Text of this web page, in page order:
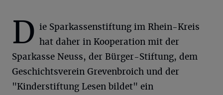
D ie Sparkassenstiftung im Rhein-Kreis
hat daher in Kooperation mit der
Sparkasse Neuss, der Bürger-Stiftung, dem
Geschichtsverein Grevenbroich und der
"Kinderstiftung Lesen bildet" ein